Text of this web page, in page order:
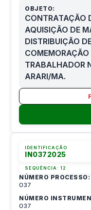
OBJETO:
CONTRATAÇÃO
AQUISIÇÃO DE
DISTRIBUIÇÃO
TRABALHADOR
ARARI/MA.
IDENTIFICAÇÃO
IN0372025
SEQUÊNCIA:12
NÚMERO PROCESSO:
037
NÚMERO
037